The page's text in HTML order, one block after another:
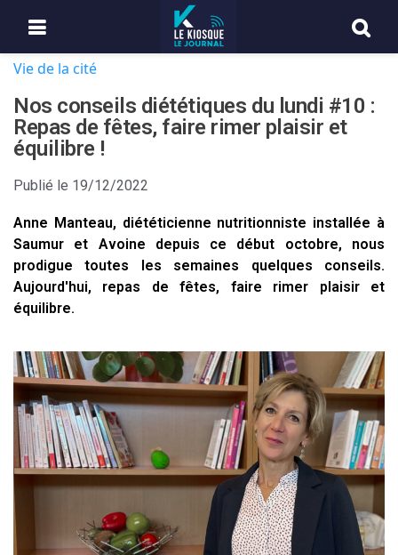
Vie de la cité
Nos conseils diététiques du lundi #10 :
Repas de fêtes, faire rimer plaisir et
équilibre !
Publié le 19/12/2022
Anne Manteau, diététicienne nutritionniste installée à
Saumur et Avoine depuis ce début octobre, nous
prodigue toutes les semaines quelques conseils.
Aujourd'hui, repas de fêtes, faire rimer plaisir et
équilibre.